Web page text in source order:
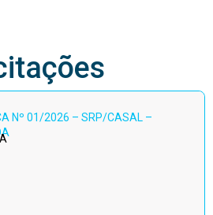
Nº 01/2026 – SRP/CASAL –